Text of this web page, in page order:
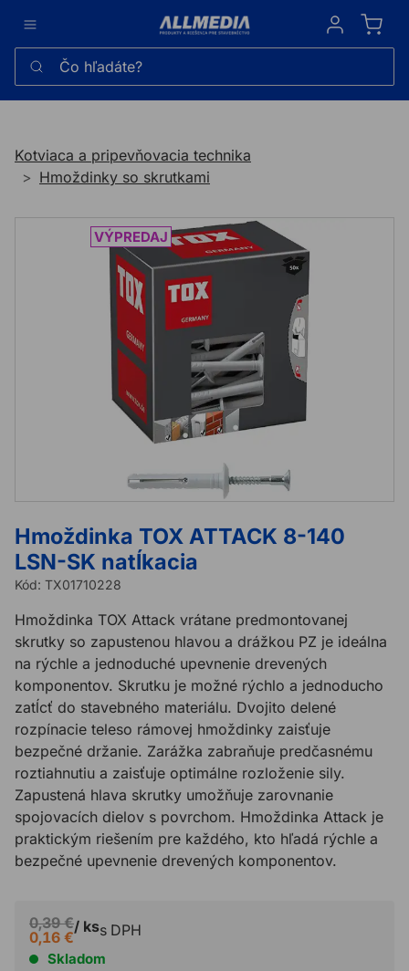
Sign in
Čo hľadáte?
Kotviaca a pripevňovacia technika
Hmoždinky so skrutkami
Hmoždinka TOX ATTACK 8-140
LSN-SK natĺkacia
Kód: TX01710228
Hmoždinka TOX Attack vrátane predmontovanej
skrutky so zapustenou hlavou a drážkou PZ je ideálna
na rýchle a jednoduché upevnenie drevených
komponentov. Skrutku je možné rýchlo a jednoducho
zatĺcť do stavebného materiálu. Dvojito delené
rozpínacie teleso rámovej hmoždinky zaisťuje
bezpečné držanie. Zarážka zabraňuje predčasnému
roztiahnutiu a zaisťuje optimálne rozloženie sily.
Zapustená hlava skrutky umožňuje zarovnanie
spojovacích dielov s povrchom. Hmoždinka Attack je
praktickým riešením pre každého, kto hľadá rýchle a
bezpečné upevnenie drevených komponentov.
0,39 €
0,16 €
/ kss DPH
Skladom